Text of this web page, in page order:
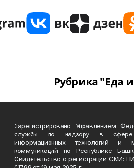
Рубрика "Еда
Зарегистрировано Управлением
службы по надзору в сфере
информационных технологий и
коммуникаций по Республике
Свидетельство о регистрации СМИ: